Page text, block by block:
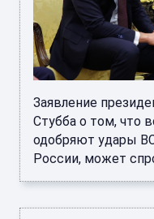
Заявление
Стубба о том, что
одобряют удары
России, может